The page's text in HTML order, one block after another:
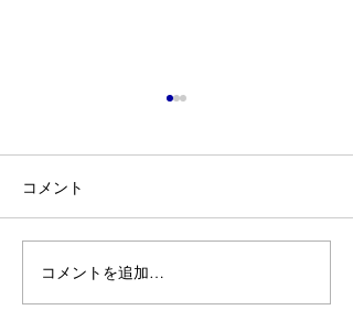
某保養所 養老郡 ＃17
コメント
コメントを追加…